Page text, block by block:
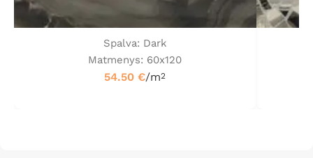
Spalva: Dark
Matmenys: 60x120
54.50€/m2